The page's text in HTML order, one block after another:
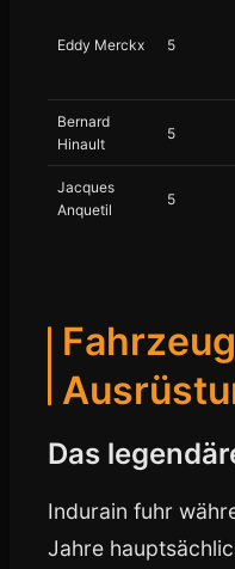
Eddy Merckx 5
Bernard
Hinault
5
Jacques
Anquetil
5
Das
Indurain fuhr
Jahre